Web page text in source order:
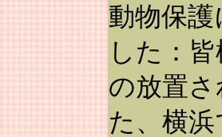
動物保
した：
の放置
た、横